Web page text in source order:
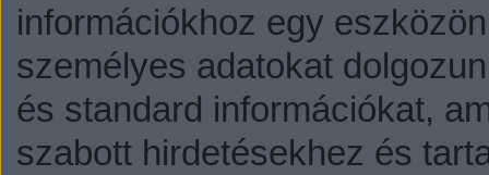
információkhoz egy
személyes adatokat
és standard információkat,
szabott hirdetésekhez és